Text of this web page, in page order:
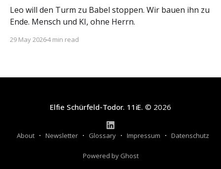
Leo will den Turm zu Babel stoppen. Wir bauen ihn zu
Ende. Mensch und KI, ohne Herrn.
29 May 20264 min read
Elfie Schürfeld-Todor. 11iE. © 2026
About Newsletter Glossary Impressum Datenschutz
Powered by Ghost